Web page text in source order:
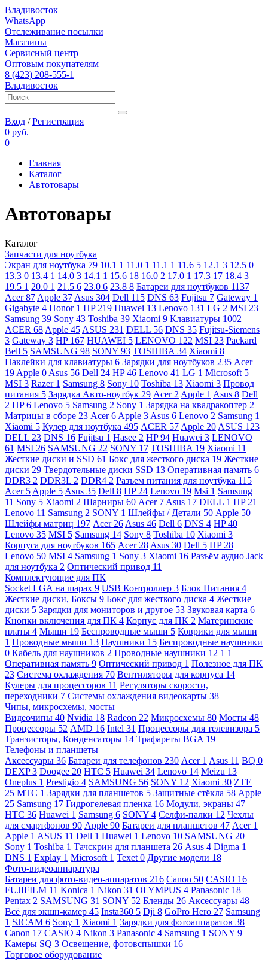
Владивосток
WhatsApp
Отслеживание посылки
Магазины
Сервисный центр
Оптовым покупателям
8 (423) 208-555-1
Владивосток
Вход /Регистрация
0 руб.
0
Главная
Каталог
Автотовары
Автотовары
Каталог
Запчасти для ноутбука
Экран для ноутбука 79 10.1 1 11.0 1 11.1 1 11.6 5 12.1 3 12.5 0
13.3 0 13.4 1 14.0 3 14.1 1 15.6 18 16.0 2 17.0 1 17.3 17 18.4 3
19.5 1 20.0 1 21.5 6 23.0 6 23.8 8 Батареи для ноутбуков 1137
Acer87 Apple 37 Asus 304 Dell 115 DNS 63 Fujitsu 7 Gateway 1
Gigabyte 4 Honor 1 HP 219 Huawei 13 Lenovo 131 LG 2 MSI 23
Samsung 39 Sony 43 Toshiba 39 Xiaomi 9 Клавиатуры 1002
ACER 68 Apple 45 ASUS 231 DELL 56 DNS 35 Fujitsu-Siemens
3 Gateway 3 HP 167 HUAWEI 5 LENOVO 122 MSI 23 Packard
Bell 5 SAMSUNG 98 SONY 93 TOSHIBA 34 Xiaomi 8
Наклейки для клавиатуры 6 Зарядки для ноутбуков 235 Acer
19 Apple 0 Asus 56 Dell 24 HP46 Lenovo 41 LG 1 Microsoft 5
MSI 3 Razer 1 Samsung 8 Sony 10 Toshiba 13 Xiaomi 3 Провод
питания 5 Зарядка Авто-ноутбук 29 Acer 2 Apple 1 Asus 8 Dell
2 HP6 Lenovo 5 Samsung 2 Sony 1 Зарядка на квадракоптер 2
Матрицы в сборе 23 Acer6 Apple 3 Asus 6 Lenovo 2 Samsung 1
Xiaomi 5 Кулер для ноутбука 495 ACER 57 Apple 20 ASUS 123
DELL 23 DNS 16 Fujitsu 1 Hasee 2 HP94 Huawei 3 LENOVO
61 MSI 26 SAMSUNG 22 SONY 17 TOSHIBA 19 Xiaomi 11
Жесткие диски и SSD 61 Бокс для жесткого диска 19 Жесткие
диски 29 Твердотельные диски SSD 13 Оперативная память 6
DDR3 2 DDR3L 2 DDR4 2 Разъем питания для ноутбука 115
Acer 5 Apple 5 Asus 35 Dell 8 HP 24 Lenovo 19 Msi 1 Samsung
11 Sony 5 Xiaomi 2 Шарниры 60 Acer 7 Asus 17 DELL 1 HP 21
Lenovo 11 Samsung 2 SONY 1 Шлейфы / Детали 50 Apple 50
Шлейфы матриц 197 Acer 26 Asus 46 Dell 6 DNS 4 HP40
Lenovo 35 MSI 5 Samsung 14 Sony 8 Toshiba 10 Xiaomi 3
Корпуса для ноутбуков 165 Acer 28 Asus 30 Dell 5 HP 28
Lenovo 50 MSI 4 Samsung 1 Sony 3 Xiaomi 16 Разъём аудио Jack
для ноутбука 2 Оптический привод 11
Комплектующие для ПК
Socket LGA на шарах 9 USB Контроллер 3 Блок Питания 4
Жесткие диски, Боксы 9 Бокс для жесткого диска 4 Жесткие
диски 5 Зарядки для мониторов и другое 53 Звуковая карта 6
Кнопки включения для ПК 4 Корпус для ПК 2 Материнские
платы 4 Мыши 19 Беспроводные мыши 5 Коврики для мыши
1 Проводные мыши 13 Наушники 15 Беспроводные наушники
0 Кабель для наушников 2 Проводные наушники 12 1 1
Оперативная память 9 Оптический привод 1 Полезное для ПК
23 Система охлаждения 70 Вентиляторы для корпуса 14
Кулеры для процессоров 11 Регуляторы скорости,
переходники 7 Системы охлаждения видеокарты 38
Чипы, микросхемы, мосты
Видеочипы 40 Nvidia 18 Radeon 22 Микросхемы 80 Мосты 48
Процессоры 52 AMD 16 Intel 31 Процессоры для телевизора 5
Транзисторы, Конденсаторы 14 Трафареты BGA 19
Телефоны и планшеты
Аксессуары 36 Батареи для телефонов 230 Acer 1 Asus 11 BQ 0
DEXP3 Doogee 20 HTC 5 Huawei 34 Lenovo 14 Meizu 13
Oneplus 1 Prestigio 4 SAMSUNG 56 SONY 12 Xiaomi 30 ZTE
25 МТС 1 Зарядки для планшетов 5 Защитные стёкла 58 Apple
25 Samsung 17 Гидрогелевая пленка 16 Модули, экраны 47
HTC 36 Huawei 1 Samsung 6 SONY 4 Селфи-палки 12 Чехлы
для смартфонов 90 Apple 90 Батареи для планшетов 47 Acer 1
Apple 1 ASUS 11 Dell 1 Huawei 1 Lenovo 10 SAMSUNG 20
Sony 1 Toshiba 1 Тачскрин для планшета 26 Asus 4 Digma 1
DNS 1 Explay 1 Microsoft 1 Texet 0 Другие модели 18
Фото-видеоаппаратура
Батареи для фото-видео-аппаратов 216 Canon 50 CASIO 16
FUJIFILM 11 Konica 1 Nikon 31 OLYMPUS 4 Panasonic 18
Pentax 2 SAMSUNG 31 SONY 52 Бленды 26 Аксессуары 48
Всё для экшн-камер 45 Insta360 5 Dji 8 GoPro Hero 27 Samsung
1 SJCAM 6 Sony 1 Xiaomi 1 Зарядки для фотоаппаратов 38
Canon 17 CASIO 4 Nikon 3 Panasonic 4 Samsung 1 SONY 9
Камеры SQ 3 Освещение, фотовспышки 16
Торговое оборудование